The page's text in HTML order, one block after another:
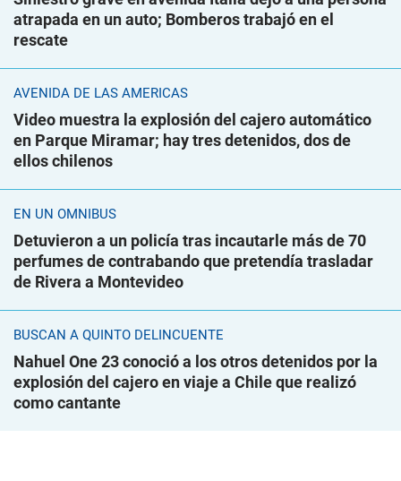
atrapada en un auto; Bomberos trabajó en el
rescate
AVENIDA DE LAS AMÉRICAS
Video muestra la explosión del cajero automático
en Parque Miramar; hay tres detenidos, dos de
ellos chilenos
EN UN ÓMNIBUS
Detuvieron a un policía tras incautarle más de 70
perfumes de contrabando que pretendía trasladar
de Rivera a Montevideo
BUSCAN A QUINTO DELINCUENTE
Nahuel One 23 conoció a los otros detenidos por la
explosión del cajero en viaje a Chile que realizó
como cantante